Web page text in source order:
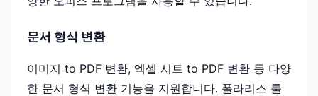
문서 형식 변환
이미지 to PDF 변환, 엑셀 시트 to PDF 변환 등 다양
한 문서 형식 변환 기능을 지원합니다. 폴라리스 툴